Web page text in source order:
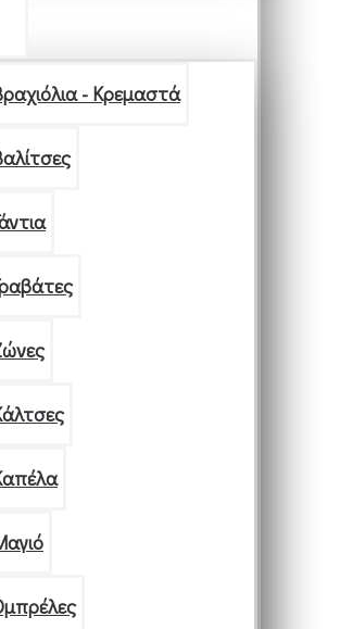
- Κρεμαστά